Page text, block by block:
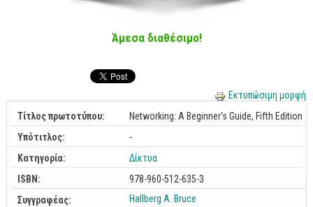
Δίκτυα
Ασφάλεια
Hardware
Γραφικά
Άμεσα διαθέσιμο!
Εκτυπώσιμη μορφή
Τίτλος πρωτοτύπου:
Networking: A Beginner's Guide, Fifth Edition
Υπότιτλος:
-
Κατηγορία:
Δίκτυα
ISBN:
978-960-512-635-3
Συγγραφέας:
Hallberg A. Bruce